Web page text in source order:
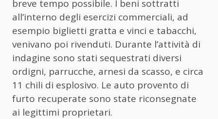
breve tempo possibile. I beni sottratti
all’interno degli esercizi commerciali, ad
esempio biglietti gratta e vinci e tabacchi,
venivano poi rivenduti. Durante l’attività di
indagine sono stati sequestrati diversi
ordigni, parrucche, arnesi da scasso, e circa
11 chili di esplosivo. Le auto provento di
furto recuperate sono state riconsegnate
ai legittimi proprietari.